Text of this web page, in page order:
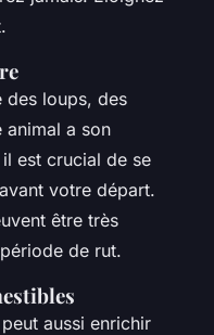
des loups, des
animal a son
est crucial de se
votre départ.
être très
de rut.
aussi enrichir